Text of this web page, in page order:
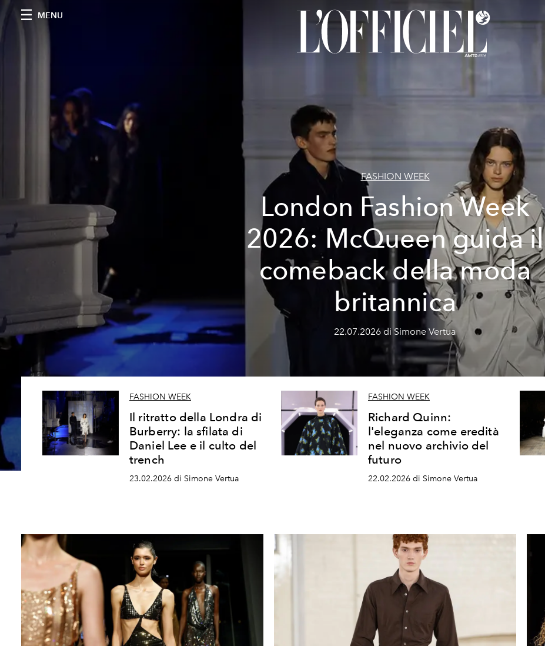
MENU
FASHION WEEK
London Fashion Week
2026: McQueen guida il
comeback della moda
britannica
22.07.2026 di Simone Vertua
FASHION WEEK
Il ritratto della Londra di
Burberry: la sfilata di
Daniel Lee e il culto del
trench
23.02.2026 di Simone Vertua
FASHION WEEK
Richard Quinn:
l'eleganza come eredità
nel nuovo archivio del
futuro
22.02.2026 di Simone Vertua